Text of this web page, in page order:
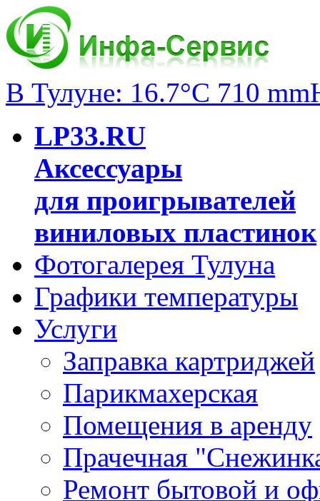
В Тулуне: 16.7°C 710
LP33.RU
Аксессуары
для проигрывателей
виниловых пластинок
Фотогалерея Тулуна
Графики температуры
Услуги
Заправка картриджей
Парикмахерская
Помещения в аренду
Прачечная
Ремонт бытовой и